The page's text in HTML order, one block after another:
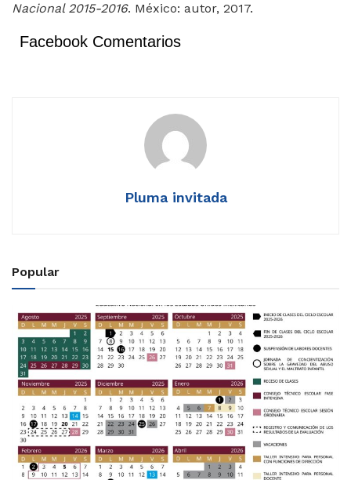
Nacional 2015-2016. México: autor, 2017.
Facebook Comentarios
Pluma invitada
Popular